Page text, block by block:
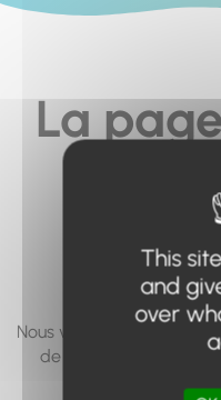
La
vous
Nous vous invitons à
de page, ou à utiliser
This
and
over